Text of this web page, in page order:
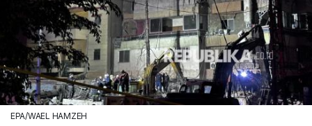
EPA/WAEL HAMZEH